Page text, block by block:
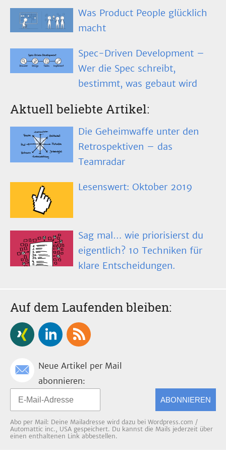
Was Product People glücklich
macht
Spec-Driven Development –
Wer die Spec schreibt,
bestimmt, was gebaut wird
Aktuell beliebte Artikel:
Die Geheimwaffe unter den
Retrospektiven – das
Teamradar
Lesenswert: Oktober 2019
Sag mal… wie priorisierst du
eigentlich? 10 Techniken für
klare Entscheidungen.
Auf dem Laufenden bleiben:
Neue Artikel per Mail
abonnieren:
ABONNIEREN
Abo per Mail: Deine Mailadresse wird dazu bei Wordpress.com /
Automattic inc., USA gespeichert. Du kannst die Mails jederzeit über
einen enthaltenen Link abbestellen.